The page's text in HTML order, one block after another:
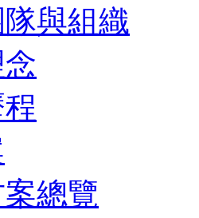
與組織
總覽